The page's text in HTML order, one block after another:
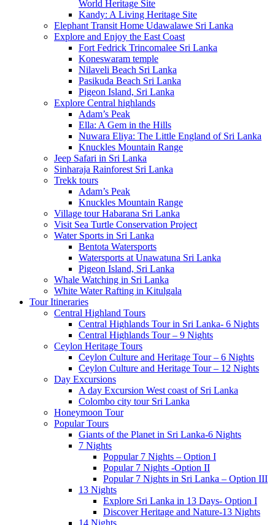
World Heritage Site
Kandy: A Living Heritage Site
Elephant Transit Home Udawalawe Sri Lanka
Explore and Enjoy the East Coast
Fort Fedrick Trincomalee Sri Lanka
Koneswaram temple
Nilaveli Beach Sri Lanka
Pasikuda Beach Sri Lanka
Pigeon Island, Sri Lanka
Explore Central highlands
Adam’s Peak
Ella: A Gem in the Hills
Nuwara Eliya: The Little England of Sri Lanka
Knuckles Mountain Range
Jeep Safari in Sri Lanka
Sinharaja Rainforest Sri Lanka
Trekk tours
Adam’s Peak
Knuckles Mountain Range
Village tour Habarana Sri Lanka
Visit Sea Turtle Conservation Project
Water Sports in Sri Lanka
Bentota Watersports
Watersports at Unawatuna Sri Lanka
Pigeon Island, Sri Lanka
Whale Watching in Sri Lanka
White Water Rafting in Kitulgala
Tour Itineraries
Central Highland Tours
Central Highlands Tour in Sri Lanka- 6 Nights
Central Highlands Tour – 9 Nights
Ceylon Heritage Tours
Ceylon Culture and Heritage Tour – 6 Nights
Ceylon Culture and Heritage Tour – 12 Nights
Day Excursions
A day Excursion West coast of Sri Lanka
Colombo city tour Sri Lanka
Honeymoon Tour
Popular Tours
Giants of the Planet in Sri Lanka-6 Nights
7 Nights
Poppular 7 Nights – Option I
Popular 7 Nights -Option II
Popular 7 Nights in Sri Lanka – Option III
13 Nights
Explore Sri Lanka in 13 Days- Option I
Discover Heritage and Nature-13 Nights
14 Nights